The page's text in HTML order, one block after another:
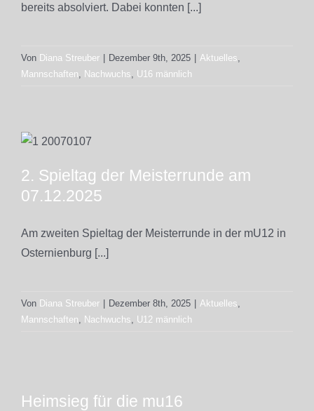
bereits absolviert. Dabei konnten [...]
Von Diana Streuber Dezember 9th, 2025 Aktuelles
Mannschaften
Nachwuchs U16 männlich
2. Spieltag der Meisterrunde am
07.12.2025
Am zweiten Spieltag der Meisterrunde in der mU12 in
Osternienburg [...]
Von Diana Streuber Dezember 8th, 2025 Aktuelles
Mannschaften
Nachwuchs U12 männlich
Heimsieg für die mu16